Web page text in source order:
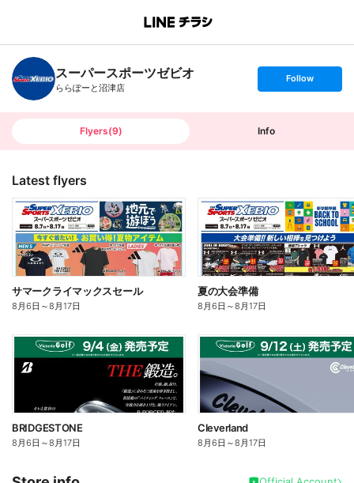
B
n
c
h
T
スーパースポーツゼビオ
ららぽーと沼津店
s
t
o
Follow
Flyers(9) Info
Latest flyers
サマークライマックスセール
8月6日 ～8月17日
夏の大会準備
8月6日 ～8月17日
BRIDGESTONE
8月6日 ～8月17日
Cleverland
8月6日 ～8月17日